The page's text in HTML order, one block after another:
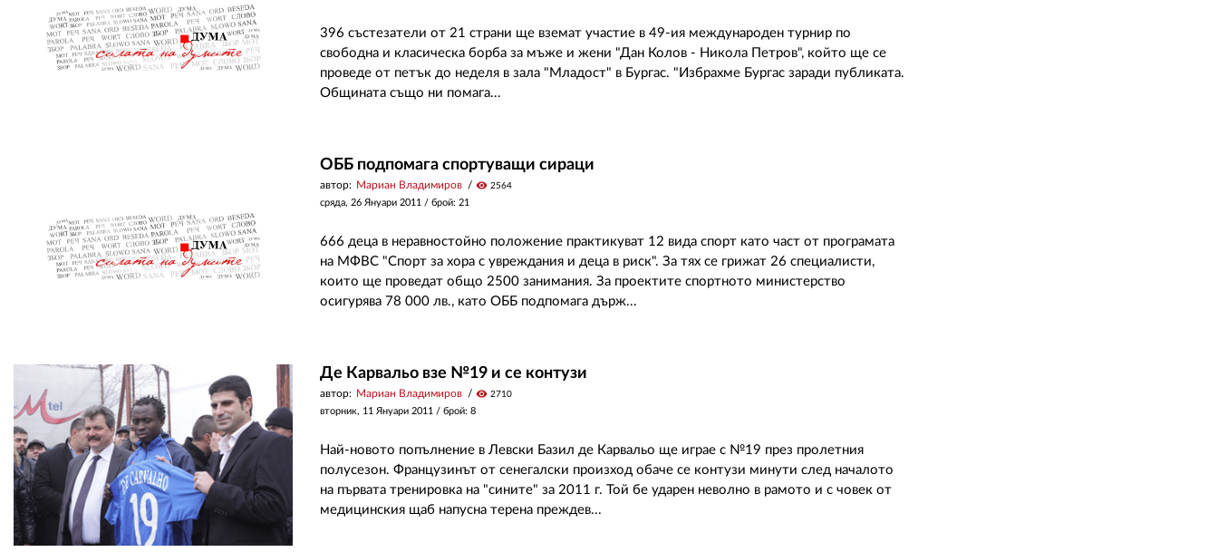
396 състезатели от 21 страни ще вземат участие в 49-ия международен турнир по
свободна и класическа борба за мъже и жени "Дан Колов - Никола Петров", който ще се
проведе от петък до неделя в зала "Младост" в Бургас. "Избрахме Бургас заради публиката.
Общината също ни помага...
ОББ подпомага спортуващи сираци
автор: Мариан Владимиров visibility 2564
сряда, 26 Януари 2011 / брой: 21
666 деца в неравностойно положение практикуват 12 вида спорт като част от програмата
на МФВС "Спорт за хора с увреждания и деца в риск". За тях се грижат 26 специалисти,
които ще проведат общо 2500 занимания. За проектите спортното министерство
осигурява 78 000 лв., като ОББ подпомага държ...
Де Карвальо взе №19 и се контузи
автор: Мариан Владимиров visibility 2710
вторник, 11 Януари 2011 / брой: 8
Най-новото попълнение в Левски Базил де Карвальо ще играе с №19 през пролетния
полусезон. Французинът от сенегалски произход обаче се контузи минути след началото
на първата тренировка на "сините" за 2011 г. Той бе ударен неволно в рамото и с човек от
медицинския щаб напусна терена преждев...